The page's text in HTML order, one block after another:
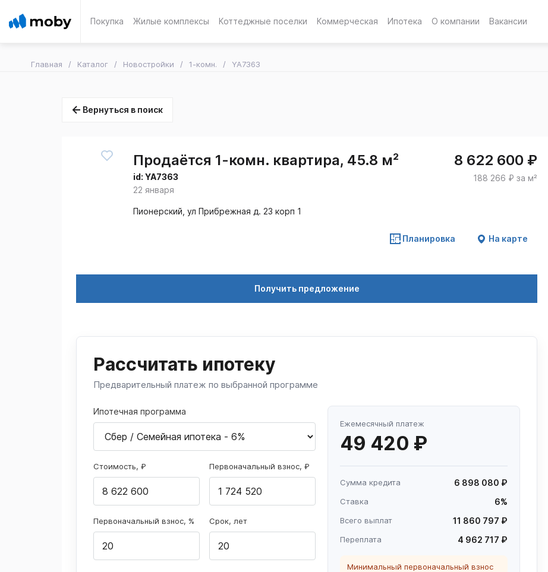
Покупка Жилые комплексы Коттеджные поселки Коммерческая Ипотека О компании Вакансии
Главная Каталог Новостройки 1-комн. YA7363
Вернуться в поиск
Продаётся 1-комн. квартира, 45.8 м²
id: YA7363
22 января
8 622 600 ₽
188 266 ₽ за м²
Пионерский, ул Прибрежная д. 23 корп 1
Планировка На карте
Получить предложение
Рассчитать ипотеку
Предварительный платеж по выбранной программе
Ипотечная программа
Стоимость, ₽ Первоначальный взнос, ₽
Первоначальный взнос, % Срок, лет
Ежемесячный платеж
49 420 ₽
Сумма кредита 6 898 080 ₽
Ставка 6%
Всего выплат 11 860 797 ₽
Переплата 4 962 717 ₽
Минимальный первоначальный взнос